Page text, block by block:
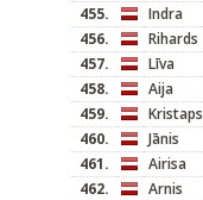
455.
Indra
456.
Rihards
457.
Līva
458.
Aija
459.
Kristaps
460.
Jānis
461.
Airisa
462.
Arnis